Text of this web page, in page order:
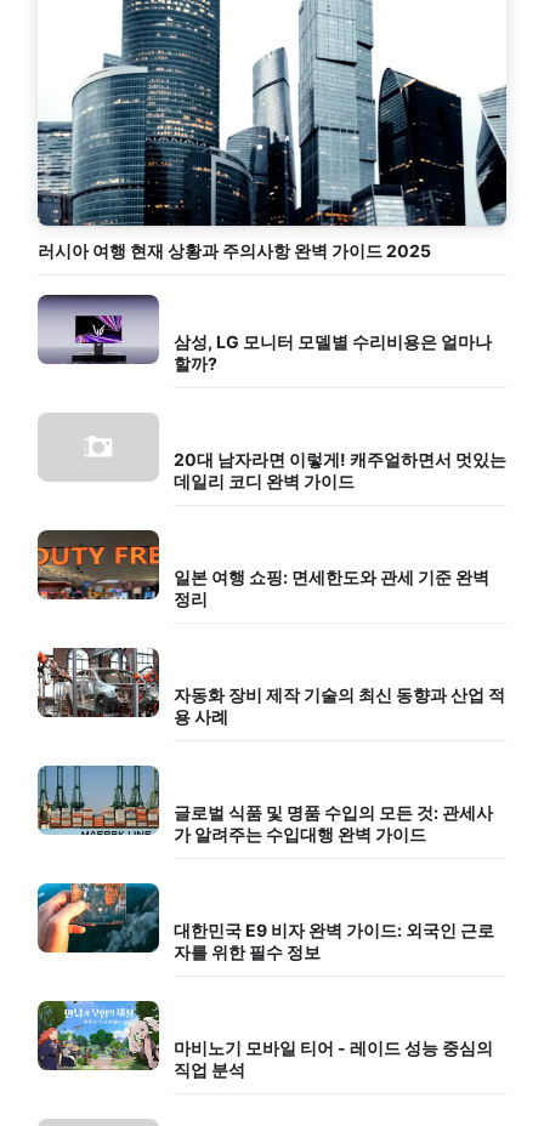
러시아 여행 현재 상황과 주의사항 완벽 가이드 2025
삼성, LG 모니터 모델별 수리비용은 얼마나
할까?
20대 남자라면 이렇게! 캐주얼하면서 멋있는
데일리 코디 완벽 가이드
일본 여행 쇼핑: 면세한도와 관세 기준 완벽
정리
자동화 장비 제작 기술의 최신 동향과 산업 적
용 사례
글로벌 식품 및 명품 수입의 모든 것: 관세사
가 알려주는 수입대행 완벽 가이드
대한민국 E9 비자 완벽 가이드: 외국인 근로
자를 위한 필수 정보
마비노기 모바일 티어 - 레이드 성능 중심의
직업 분석